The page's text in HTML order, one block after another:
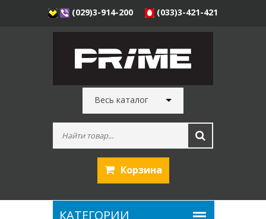
(029)3-914-200 (033)3-421-421
Весь каталог
Корзина